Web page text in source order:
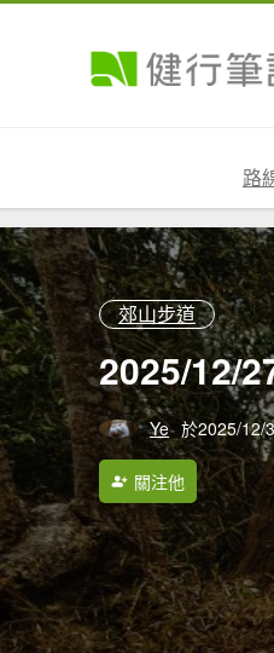
路
郊山步道
2025/12/
Ye 於2025/12/
關注他